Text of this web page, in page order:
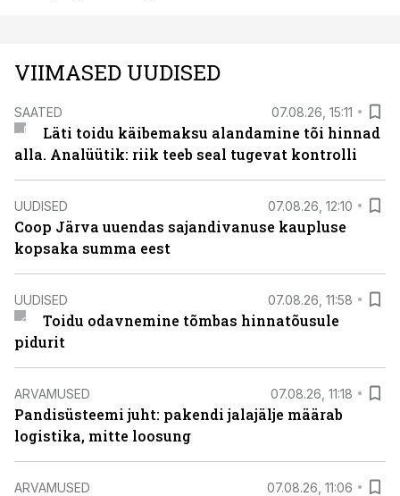
VIIMASED UUDISED
SAATED 07.08.26, 15:11
Läti toidu käibemaksu alandamine tõi hinnad
alla. Analüütik: riik teeb seal tugevat kontrolli
UUDISED 07.08.26, 12:10
Coop Järva uuendas sajandivanuse kaupluse
kopsaka summa eest
UUDISED 07.08.26, 11:58
Toidu odavnemine tõmbas hinnatõusule
pidurit
ARVAMUSED 07.08.26, 11:18
Pandisüsteemi juht: pakendi jalajälje määrab
logistika, mitte loosung
ARVAMUSED 07.08.26, 11:06